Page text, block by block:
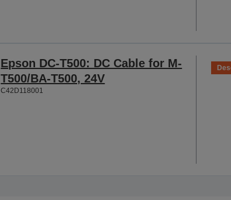
Epson DC-T500: DC Cable for M-
T500/BA-T500, 24V
C42D118001